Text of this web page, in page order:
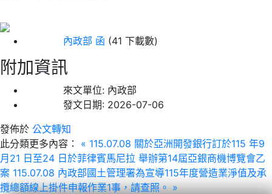
內政部 函 (41 下載數)
附加資訊
來文單位: 內政部
發文日期: 2026-07-06
發佈於 公文轉知
此分類更多內容：
« 115.07.08 關於亞洲開發銀行訂於115 年9
月21 日至24 日於菲律賓馬尼拉 舉辦第14屆亞銀商機博覽會乙
案 115.07.08 內政部國土管理署為宣導115年度營造業淨值及承
攬總額線上掛件申報作業1事，請查照。 »